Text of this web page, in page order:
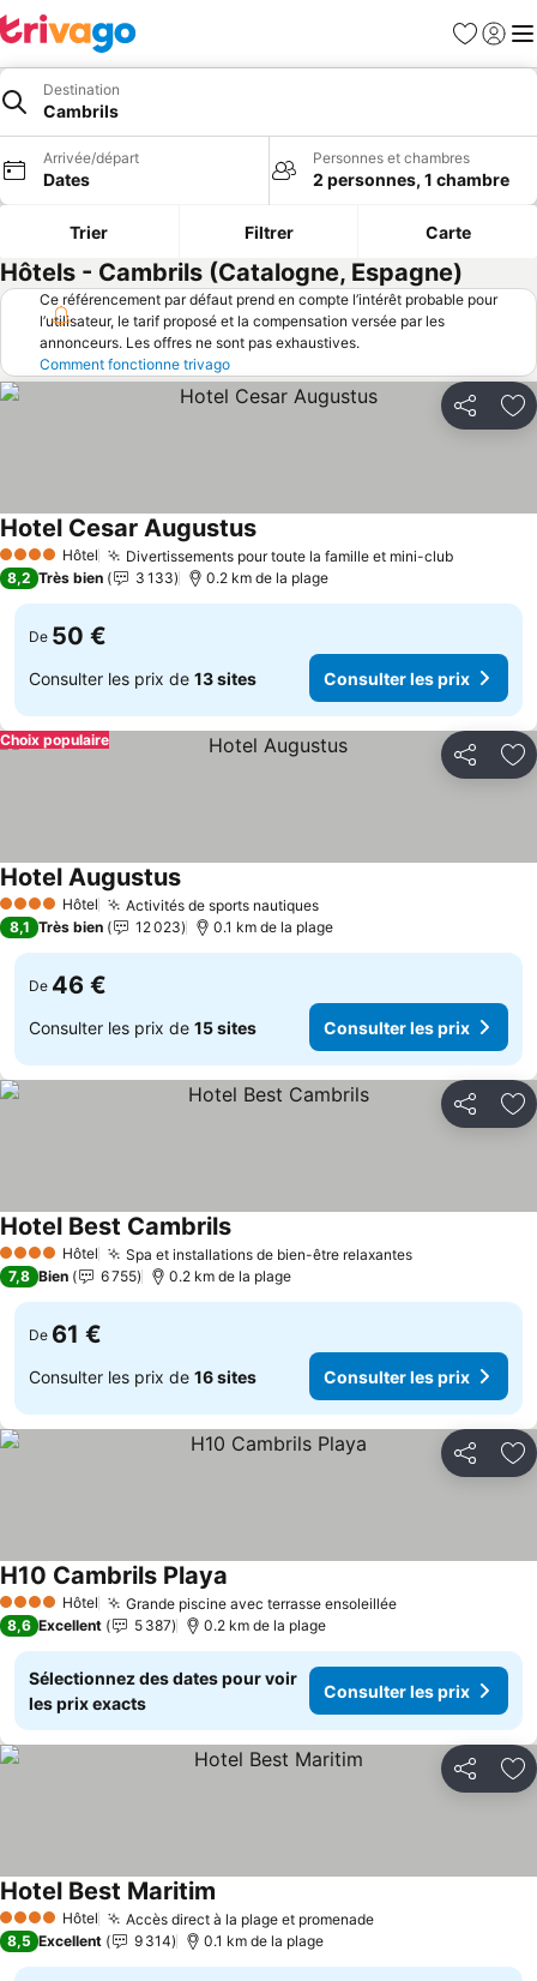
Favoris
Se
Destination
Cambrils
Arrivée/départ
Dates
Personnes et chambres
2 personnes, 1 chambre
Trier Filtrer Carte
Hôtels - Cambrils (Catalogne, Espagne)
Ce référencement par défaut prend en compte l’intérêt probable pour
l’utilisateur, le tarif proposé et la compensation versée par les
annonceurs. Les offres ne sont pas exhaustives.
Comment fonctionne trivago
Partager
4 Étoiles Hôtel Divertissements pour toute la famille et mini-club
Hotel Cesar AugustusConsulter les prix
8,2 Très bien 3 133 0.2 km de la plage
De 50 €
Consulter les prix de 13 sites Consulter les prix
Partager
Choix populaire
4 Étoiles Hôtel Activités de sports nautiquesConsulter les prix
Hotel AugustusConsulter les prix
8,1 Très bien 12 023 0.1 km de la plage
De 46 €
Consulter les prix de 15 sites Consulter les prix
Partager
4 Étoiles Hôtel Spa et installations de bien-être relaxantesConsulter les
Hotel Best CambrilsConsulter les prix
7,8 Bien 6 755 0.2 km de la plage
De 61 €
Consulter les prix de 16 sites Consulter les prix
Partager
4 Étoiles Hôtel Grande piscine avec terrasse ensoleilléeConsulter les
H10 Cambrils Playa
8,6 Excellent 5 387 0.2 km de la plage
Sélectionnez des dates pour voir
les prix exacts
Consulter les prix
Partager
4 Étoiles Hôtel Accès direct à la plage et promenadeConsulter les prix
Hotel Best Maritim
8,5 Excellent 9 314 0.1 km de la plage